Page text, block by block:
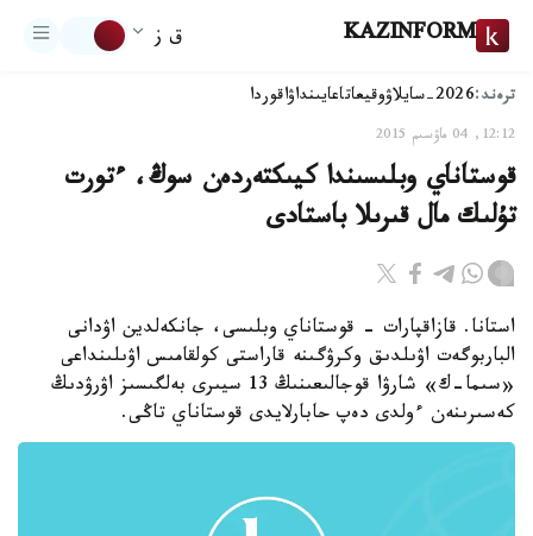
KAZINFORM ق ز
ترەند:2026-سايلاۋ وقيعاتاعايىنداۋاقوردا
12:12, 04 ماۋسىم 2015
قوستاناي وبلىسىندا كيىكتەردەن سوڭ، ءتورت
تۇلىك مال قىرىلا باستادى
استانا. قازاقپارات - قوستاناي وبلىسى، جانكەلدين اۋدانى
الباربوگەت اۋىلدىق وكرۋگىنە قاراستى كولقامىس اۋىلىنداعى
«سىما-ك» شارۋا قوجالىعىنىڭ 13 سيىرى بەلگىسىز اۋرۋدىڭ
كەسىرىنەن ءولدى دەپ حابارلايدى قوستاناي تاڭى.